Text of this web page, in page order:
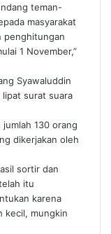
teman-
masyarakat
penghitungan
1 November,”
Syawaluddin
surat suara
130 orang
dikerjakan oleh
sortir dan
itu
karena
kecil, mungkin